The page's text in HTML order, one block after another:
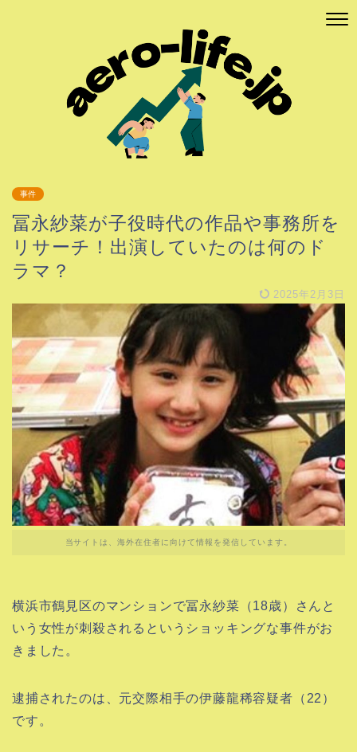
事件
冨永紗菜が子役時代の作品や事務所を
リサーチ！出演していたのは何のド
ラマ？
2025年2月3日
当サイトは、海外在住者に向けて情報を発信しています。
横浜市鶴見区のマンションで冨永紗菜（18歳）さんと
いう女性が刺殺されるというショッキングな事件がお
きました。
逮捕されたのは、元交際相手の伊藤龍稀容疑者（22）
です。